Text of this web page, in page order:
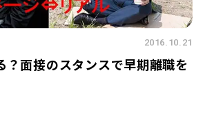
2016.10.21
？面接のスタンスで早期離職を